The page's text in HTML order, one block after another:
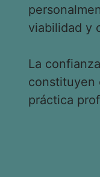
viabilidad y
La
constituyen
práctica